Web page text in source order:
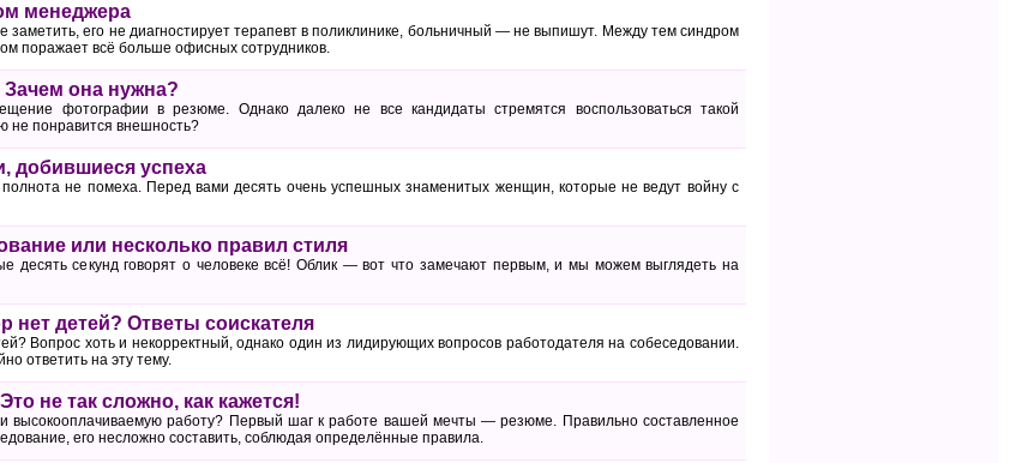
менеджера
заметить, его не диагностирует терапевт в поликлинике, больничный — не выпишут. Между тем синдром
поражает всё больше офисных сотрудников.
она нужна?
фотографии в резюме. Однако далеко не все кандидаты стремятся воспользоваться такой
не понравится внешность?
добившиеся успеха
не помеха. Перед вами десять очень успешных знаменитых женщин, которые не ведут войну с
или несколько правил стиля
десять секунд говорят о человеке всё! Облик — вот что замечают первым, и мы можем выглядеть на
нет детей? Ответы соискателя
Вопрос хоть и некорректный, однако один из лидирующих вопросов работодателя на собеседовании.
ответить на эту тему.
не так сложно, как кажется!
высокооплачиваемую работу? Первый шаг к работе вашей мечты — резюме. Правильно составленное
его несложно составить, соблюдая определённые правила.